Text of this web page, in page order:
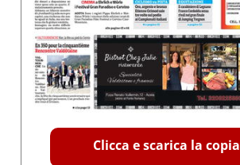
Clicca e scarica la copia